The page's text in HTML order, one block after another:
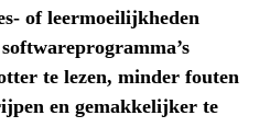
of leermoeilijkheden
te lezen, minder fouten
en gemakkelijker te